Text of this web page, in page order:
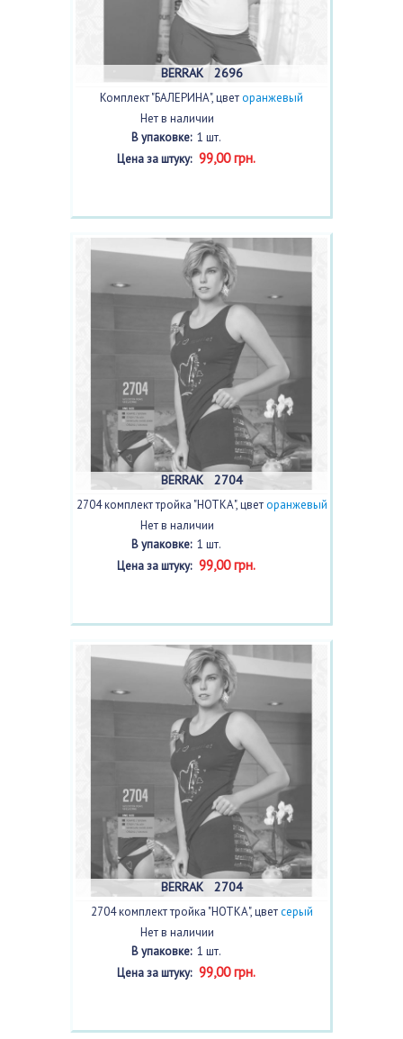
BERRAK 2696
Комплект "БАЛЕРИНА", цветоранжевый
Нет в наличии
В упаковке:1 шт.
Цена за штуку:99,00 грн.
BERRAK 2704
2704 комплект тройка "НОТКА", цветоранжевый
Нет в наличии
В упаковке:1 шт.
Цена за штуку:99,00 грн.
BERRAK 2704
2704 комплект тройка "НОТКА", цветсерый
Нет в наличии
В упаковке:1 шт.
Цена за штуку:99,00 грн.